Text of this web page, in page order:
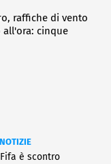
raffiche di vento
cinque
è scontro